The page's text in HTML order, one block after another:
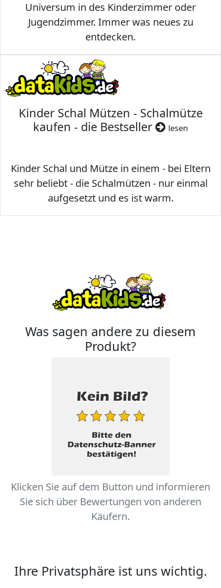
Universum in des Kinderzimmer oder
Jugendzimmer. Immer was neues zu
entdecken.
Kinder Schal Mützen - Schalmütze
kaufen - die Bestseller
lesen
Kinder Schal und Mütze in einem - bei Eltern
sehr beliebt - die Schalmützen - nur einmal
aufgesetzt und es ist warm.
Was sagen andere zu diesem
Produkt?
Klicken Sie auf dem Button und informieren
Sie sich über Bewertungen von anderen
Käufern.
Ihre Privatsphäre ist uns wichtig.